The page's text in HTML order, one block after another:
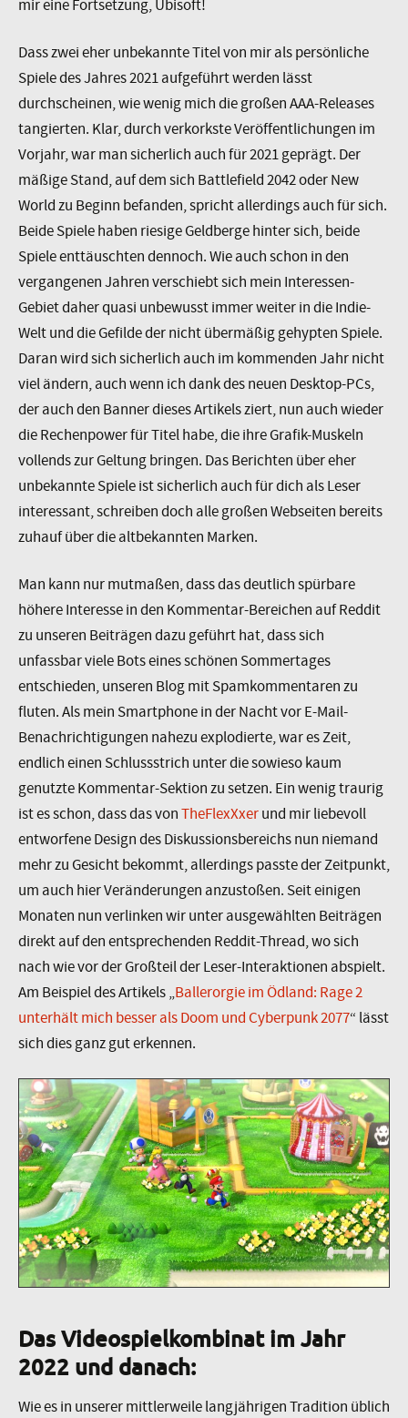
mir eine Fortsetzung, Ubisoft!
Dass zwei eher unbekannte Titel von mir als persönliche
Spiele des Jahres 2021 aufgeführt werden lässt
durchscheinen, wie wenig mich die großen AAA-Releases
tangierten. Klar, durch verkorkste Veröffentlichungen im
Vorjahr, war man sicherlich auch für 2021 geprägt. Der
mäßige Stand, auf dem sich Battlefield 2042 oder New
World zu Beginn befanden, spricht allerdings auch für sich.
Beide Spiele haben riesige Geldberge hinter sich, beide
Spiele enttäuschten dennoch. Wie auch schon in den
vergangenen Jahren verschiebt sich mein Interessen-
Gebiet daher quasi unbewusst immer weiter in die Indie-
Welt und die Gefilde der nicht übermäßig gehypten Spiele.
Daran wird sich sicherlich auch im kommenden Jahr nicht
viel ändern, auch wenn ich dank des neuen Desktop-PCs,
der auch den Banner dieses Artikels ziert, nun auch wieder
die Rechenpower für Titel habe, die ihre Grafik-Muskeln
vollends zur Geltung bringen. Das Berichten über eher
unbekannte Spiele ist sicherlich auch für dich als Leser
interessant, schreiben doch alle großen Webseiten bereits
zuhauf über die altbekannten Marken.
Man kann nur mutmaßen, dass das deutlich spürbare
höhere Interesse in den Kommentar-Bereichen auf Reddit
zu unseren Beiträgen dazu geführt hat, dass sich
unfassbar viele Bots eines schönen Sommertages
entschieden, unseren Blog mit Spamkommentaren zu
fluten. Als mein Smartphone in der Nacht vor E-Mail-
Benachrichtigungen nahezu explodierte, war es Zeit,
endlich einen Schlussstrich unter die sowieso kaum
genutzte Kommentar-Sektion zu setzen. Ein wenig traurig
ist es schon, dass das vonTheFlexXxerund mir liebevoll
entworfene Design des Diskussionsbereichs nun niemand
mehr zu Gesicht bekommt, allerdings passte der Zeitpunkt,
um auch hier Veränderungen anzustoßen. Seit einigen
Monaten nun verlinken wir unter ausgewählten Beiträgen
direkt auf den entsprechenden Reddit-Thread, wo sich
nach wie vor der Großteil der Leser-Interaktionen abspielt.
Am Beispiel des Artikels „Ballerorgie im Ödland: Rage 2
unterhält mich besser als Doom und Cyberpunk 2077“ lässt
sich dies ganz gut erkennen.
Das Videospielkombinat im Jahr
2022 und danach:
Wie es in unserer mittlerweile langjährigen Tradition üblich